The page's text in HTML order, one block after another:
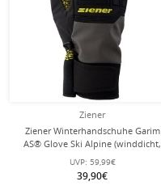
Ziener
Ziener Winterhandschuhe Garim
AS® Glove Ski Alpine (winddicht,
wasserdicht) schwarz/grau/gelb
Herren - 1 Paar
UVP: 59,99€
39,90€